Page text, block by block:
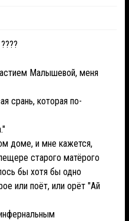
Малышевой, меня
срань, которая по-
доме, и мне кажется,
старого матёрого
бы хотя бы одно
или поёт, или орёт "Ай